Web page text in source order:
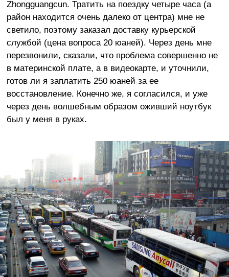
Zhongguangcun. Тратить на поездку четыре часа (а
район находится очень далеко от центра) мне не
светило, поэтому заказал доставку курьерской
службой (цена вопроса 20 юаней). Через день мне
перезвонили, сказали, что проблема совершенно не
в материнской плате, а в видеокарте, и уточнили,
готов ли я заплатить 250 юаней за ее
восстановление. Конечно же, я согласился, и уже
через день волшебным образом оживший ноутбук
был у меня в руках.